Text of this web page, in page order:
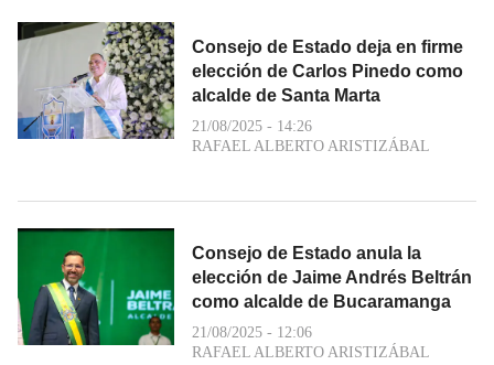
Consejo de Estado deja en firme
elección de Carlos Pinedo como
alcalde de Santa Marta
21/08/2025 - 14:26
RAFAEL ALBERTO ARISTIZÁBAL
Consejo de Estado anula la
elección de Jaime Andrés Beltrán
como alcalde de Bucaramanga
21/08/2025 - 12:06
RAFAEL ALBERTO ARISTIZÁBAL